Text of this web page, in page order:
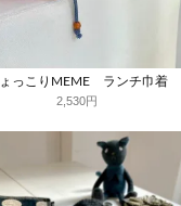
っこりMEME ランチ巾着
2,530円